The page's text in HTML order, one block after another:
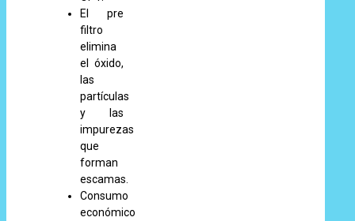
El pre
filtro
elimina
el óxido,
las
partículas
y las
impurezas
que
forman
escamas.
Consumo
económico